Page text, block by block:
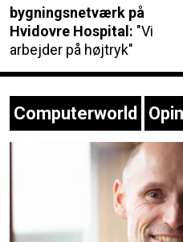
bygningsnetværk på
Hvidovre Hospital: "Vi
arbejder på højtryk"
Computerworld